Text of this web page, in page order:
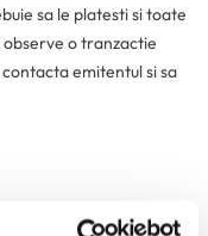
sa le platesti si toate
o tranzactie
emitentul si sa